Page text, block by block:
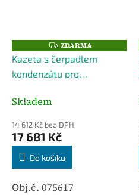
Z
D
A
M
ZDARMA
Kazeta s čerpadlem
kondenzátu pro
Skladem
14 612 Kč bez DPH
17 681 Kč
Do košíku
Obj.č. 075617